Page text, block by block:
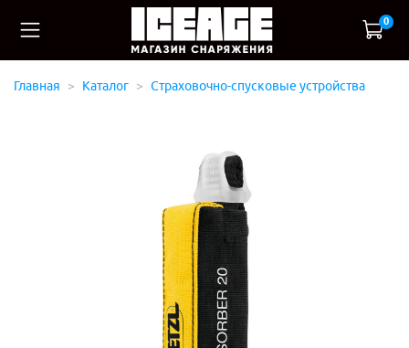
0
Главная Каталог Страховочно-спусковые устройства